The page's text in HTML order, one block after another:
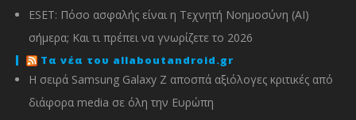
ESET: Πόσο ασφαλής είναι η Τεχνητή Νοημοσύνη (AI)
σήμερα; Και τι πρέπει να γνωρίζετε το 2026
Τα νέα του allaboutandroid.gr
Η σειρά Samsung Galaxy Z αποσπά αξιόλογες κριτικές από
διάφορα media σε όλη την Ευρώπη